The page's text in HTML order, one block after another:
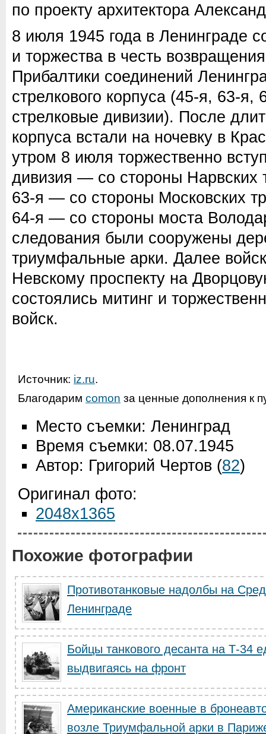
по проекту архитектора
8 июля 1945 года в Ленинграде
и торжества в честь
Прибалтики соединений
стрелкового корпуса (45-я, 63-я,
стрелковые дивизии). После
корпуса встали на ночевку в
утром 8 июля торжественно
дивизия — со стороны Нарвских
63-я — со стороны Московских
64-я — со стороны моста
следования были сооружены
триумфальные арки. Далее
Невскому проспекту на
состоялись митинг и
войск.
Источник: iz.ru.
Благодарим comon за ценные дополнения к
Место съемки: Ленинград
Время съемки: 08.07.1945
Автор: Григорий Чертов (82)
Оригинал фото:
2048x1365
Похожие фотографии
Противотанковые надолбы на
Ленинграде
Бойцы танкового десанта на Т-34
выдвигаясь на фронт
Американские военные в
возле Триумфальной арки в